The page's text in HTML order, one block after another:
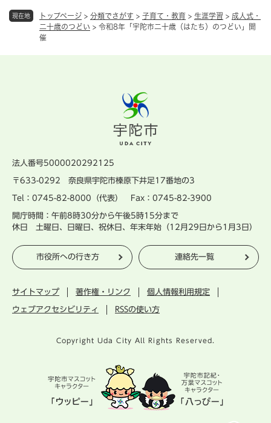
現在地 トップページ > 分類でさがす > 子育て・教育 > 生涯学習 > 成人式・
二十歳のつどい > 令和8年「宇陀市二十歳（はたち）のつどい」開
催
法人番号5000020292125
〒633-0292 奈良県宇陀市榛原下井足17番地の3
Tel：0745-82-8000（代表） Fax：0745-82-3900
開庁時間：午前8時30分から午後5時15分まで
休日 土曜日、日曜日、祝休日、年末年始（12月29日から1月3日）
市役所への行き方 連絡先一覧
サイトマップ 著作権・リンク 個人情報利用規定
ウェブアクセシビリティ RSSの使い方
Copyright Uda City All Rights Reserved.